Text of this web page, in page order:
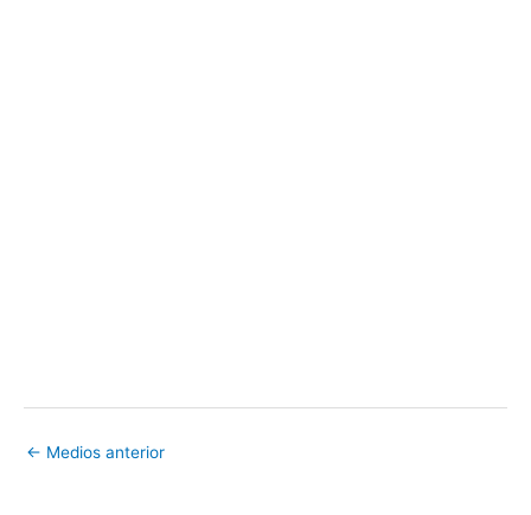
← Medios anterior